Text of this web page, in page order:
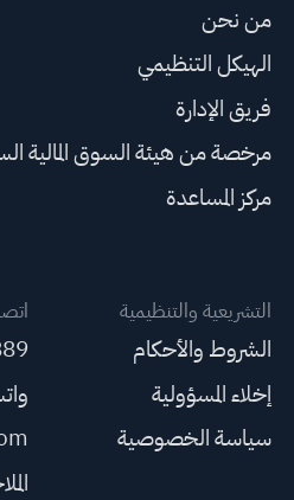
من نحن
الهيكل التنظيمي
فريق الإدارة
مرخصة من هيئة السوق المالية
مركز المساعدة
التشريعية والتنظيمية
الشروط والأحكام
إخلاء المسؤولية
سياسة الخصوصية